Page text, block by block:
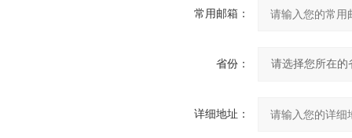
常用邮箱：
省份：
详细地址：